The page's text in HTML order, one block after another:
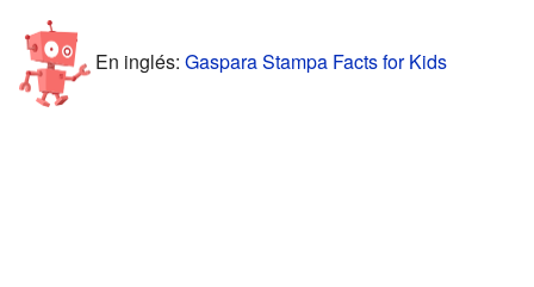
En inglés: Gaspara Stampa Facts for Kids